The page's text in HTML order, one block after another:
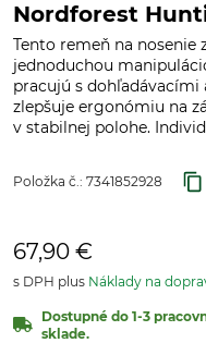
Nordforest
Tento remeň na nosenie
jednoduchou
pracujú s
zlepšuje ergonómiu na
v stabilnej polohe.
Položka č.: 7341852928
67,90 €
s DPH plus Náklady na
Dostupné do 1-3
sklade.